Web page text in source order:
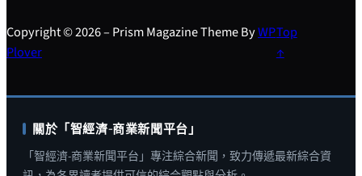
Copyright © 2026 – Prism Magazine Theme ByWP
Plover
Top
↑
關於「智經濟-商業新聞平台」
「智經濟-商業新聞平台」專注綜合新聞，致力傳遞最新綜合資